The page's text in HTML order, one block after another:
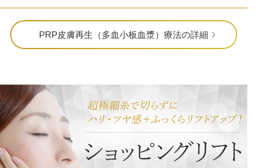
PRP皮膚再生（多血小板血漿）療法の詳細